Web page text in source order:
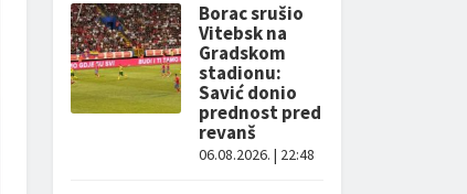
Borac srušio
Vitebsk na
Gradskom
stadionu:
Savić donio
prednost pred
revanš
06.08.2026. | 22:48